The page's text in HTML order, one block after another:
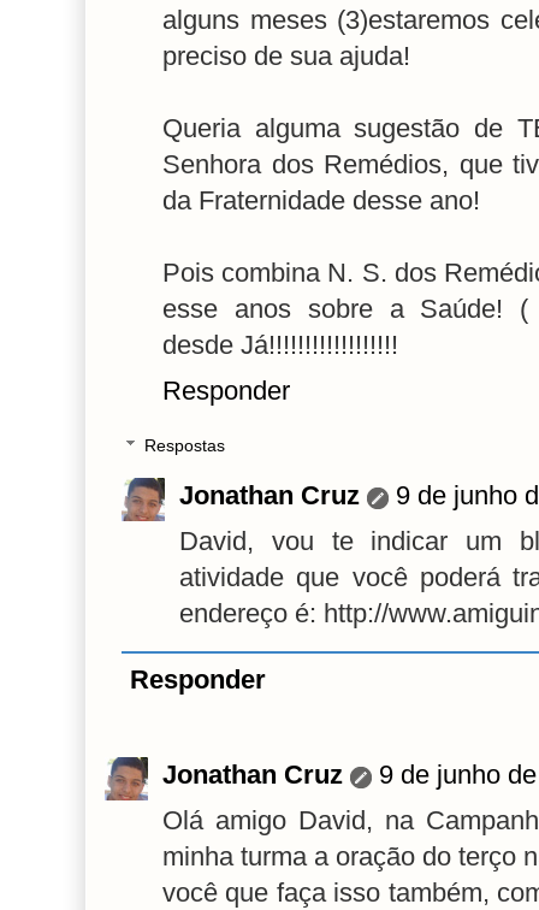
alguns meses (3)estaremos
preciso de sua ajuda!
Queria alguma sugestão de
Senhora dos Remédios, que
da Fraternidade desse ano!
Pois combina N. S. dos
esse anos sobre a Saúde! (
desde Já!!!!!!!!!!!!!!!!!!
Responder
Respostas
Jonathan Cruz
9 de junho
David, vou te indicar um
atividade que você poderá
endereço é: http://
Responder
Jonathan Cruz
9 de junho
Olá amigo David, na
minha turma a oração do terço
você que faça isso também,